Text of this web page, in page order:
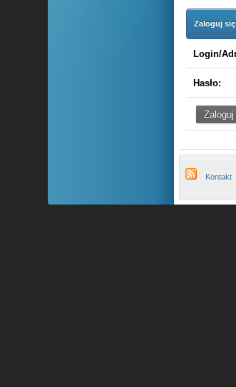
Zaloguj się
Login/
Hasło:
Kontakt